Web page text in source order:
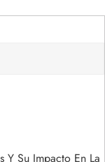
Y Su Impacto En La